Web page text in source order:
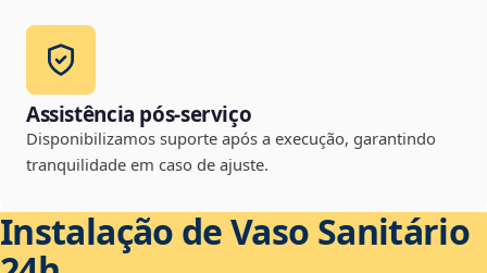
Assistência pós-serviço
Disponibilizamos suporte após a execução, garantindo
tranquilidade em caso de ajuste.
Instalação de Vaso Sanitário